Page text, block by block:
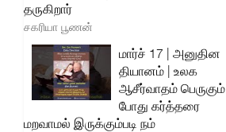
தருகிறார்
சகரியா பூணன்
மார்ச் 17 | அனுதின
தியானம் | உலக
ஆசீர்வாதம் பெருகும்
போது கர்த்தரை
மறவாமல் இருக்கும்படி நம்